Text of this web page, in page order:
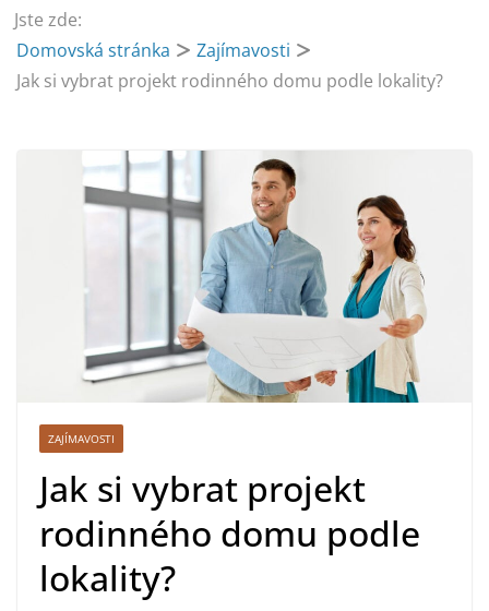
Jste zde:
Domovská stránka
Zajímavosti
Jak si vybrat projekt rodinného domu podle lokality?
ZAJÍMAVOSTI
Jak si vybrat projekt
rodinného domu podle
lokality?